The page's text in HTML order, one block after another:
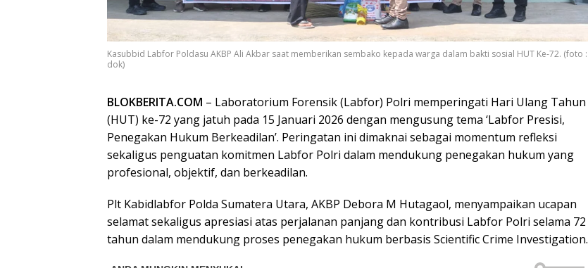
Kasubbid Labfor Poldasu AKBP Ali Akbar saat memberikan sembako kepada warga dalam bakti sosial HUT Ke-72. (foto :
dok)
BLOKBERITA.COM – Laboratorium Forensik (Labfor) Polri memperingati Hari Ulang Tahun
(HUT) ke-72 yang jatuh pada 15 Januari 2026 dengan mengusung tema ‘Labfor Presisi,
Penegakan Hukum Berkeadilan’. Peringatan ini dimaknai sebagai momentum refleksi
sekaligus penguatan komitmen Labfor Polri dalam mendukung penegakan hukum yang
profesional, objektif, dan berkeadilan.
Plt Kabidlabfor Polda Sumatera Utara, AKBP Debora M Hutagaol, menyampaikan ucapan
selamat sekaligus apresiasi atas perjalanan panjang dan kontribusi Labfor Polri selama 72
tahun dalam mendukung proses penegakan hukum berbasis Scientific Crime Investigation.